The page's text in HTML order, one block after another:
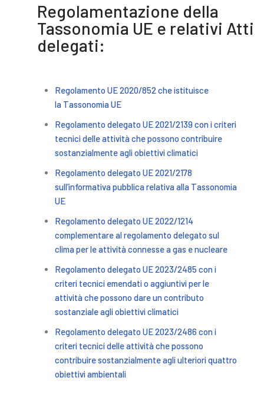
Regolamentazione della
Tassonomia UE e relativi Atti
delegati:
Regolamento UE 2020/852 che istituisce
la Tassonomia UE
Regolamento delegato UE2021/2139con i criteri
tecnici delle attività che possono contribuire
sostanzialmente agli obiettivi climatici
Regolamento delegato UE2021/2178
sull’informativa pubblica relativa alla Tassonomia
UE
Regolamento delegato UE 2022/1214
complementare al regolamento delegato sul
clima per le attività connesse a gas e nucleare
Regolamento delegato UE 2023/2485 con i
criteri tecnici emendati o aggiuntivi per le
attività che possono dare un contributo
sostanziale agli obiettivi climatici
Regolamento delegato UE 2023/2486 con i
criteri tecnici delle attività che possono
contribuire sostanzialmente agli ulteriori quattro
obiettivi ambientali